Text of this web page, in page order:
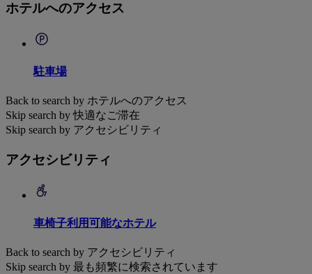
ホテルへのアクセス
駐車場
Back to search by ホテルへのアクセス
Skip search by 快適なご滞在
Skip search by アクセシビリティ
アクセシビリティ
車椅子利用可能なホテル
Back to search by アクセシビリティ
Skip search by 最も頻繁に検索されています